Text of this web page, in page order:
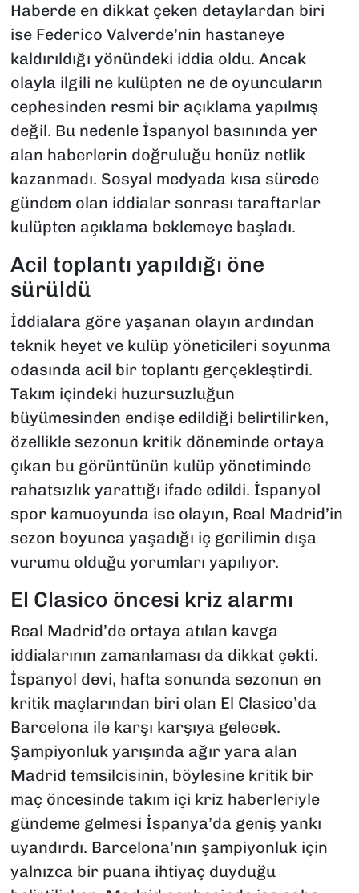
Haberde en dikkat çeken detaylardan biri
ise Federico Valverde’nin hastaneye
kaldırıldığı yönündeki iddia oldu. Ancak
olayla ilgili ne kulüpten ne de oyuncuların
cephesinden resmi bir açıklama yapılmış
değil. Bu nedenle İspanyol basınında yer
alan haberlerin doğruluğu henüz netlik
kazanmadı. Sosyal medyada kısa sürede
gündem olan iddialar sonrası taraftarlar
kulüpten açıklama beklemeye başladı.
Acil toplantı yapıldığı öne
sürüldü
İddialara göre yaşanan olayın ardından
teknik heyet ve kulüp yöneticileri soyunma
odasında acil bir toplantı gerçekleştirdi.
Takım içindeki huzursuzluğun
büyümesinden endişe edildiği belirtilirken,
özellikle sezonun kritik döneminde ortaya
çıkan bu görüntünün kulüp yönetiminde
rahatsızlık yarattığı ifade edildi. İspanyol
spor kamuoyunda ise olayın, Real Madrid’in
sezon boyunca yaşadığı iç gerilimin dışa
vurumu olduğu yorumları yapılıyor.
El Clasico öncesi kriz alarmı
Real Madrid’de ortaya atılan kavga
iddialarının zamanlaması da dikkat çekti.
İspanyol devi, hafta sonunda sezonun en
kritik maçlarından biri olan El Clasico’da
Barcelona ile karşı karşıya gelecek.
Şampiyonluk yarışında ağır yara alan
Madrid temsilcisinin, böylesine kritik bir
maç öncesinde takım içi kriz haberleriyle
gündeme gelmesi İspanya’da geniş yankı
uyandırdı. Barcelona’nın şampiyonluk için
yalnızca bir puana ihtiyaç duyduğu